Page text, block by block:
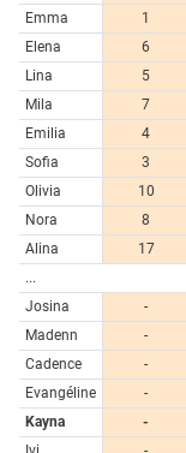
Emma
1
Elena
6
Lina
5
Mila
7
Emilia
4
Sofia
3
Olivia
10
Nora
8
Alina
17
...
Josina
-
Madenn
-
Cadence
-
Evangéline
-
Kayna
-